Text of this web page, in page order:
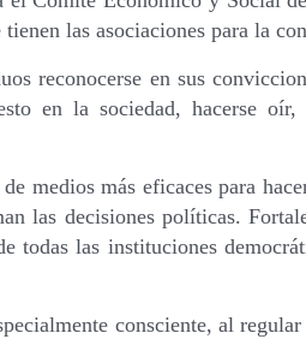
las asociaciones para la
reconocerse en sus
en la sociedad, hacerse
medios más eficaces para
las decisiones políticas.
todas las instituciones
consciente, al